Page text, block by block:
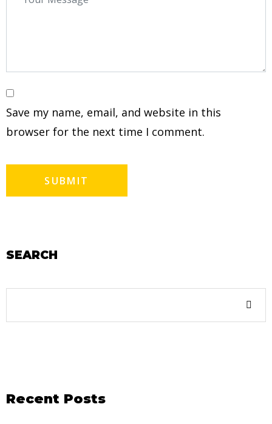
Save my name, email, and website in this
browser for the next time I comment.
SEARCH
Recent Posts